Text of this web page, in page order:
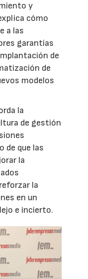
y
cómo
a las
garantías
de
de
modelos
la
de gestión
de que las
la
la
en un
e incierto.